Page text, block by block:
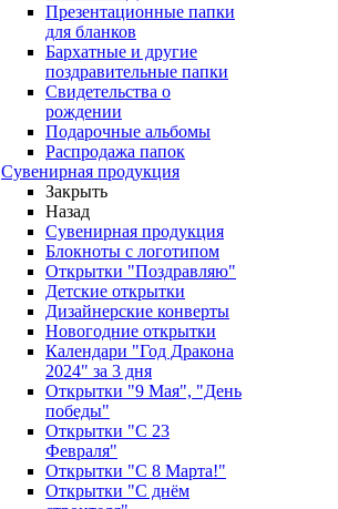
Презентационные папки
для бланков
Бархатные и другие
поздравительные папки
Свидетельства о
рождении
Подарочные альбомы
Распродажа папок
Сувенирная продукция
Закрыть
Назад
Сувенирная продукция
Блокноты с логотипом
Открытки "Поздравляю"
Детские открытки
Дизайнерские конверты
Новогодние открытки
Календари "Год Дракона
2024" за 3 дня
Открытки "9 Мая", "День
победы"
Открытки "С 23
Февраля"
Открытки "С 8 Марта!"
Открытки "С днём